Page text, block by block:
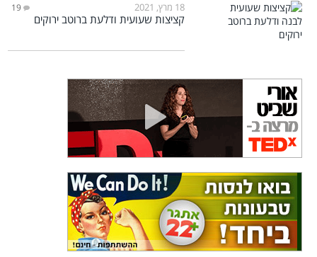
18 מרץ, 2021 19
קציצות שעועית ודלעת ברוטב ירוקים